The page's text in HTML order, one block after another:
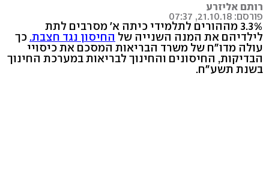
רותם אליזרע
פורסם: 21.10.18, 07:37
3.3% מההורים לתלמידי כיתה א' מסרבים לתת
לילדיהם את המנה השנייה של החיסון נגד חצבת. כך
עולה מדו"ח של משרד הבריאות המסכם את כיסויי
הבדיקות, החיסונים והחינוך לבריאות במערכת החינוך
בשנת תשע"ח.